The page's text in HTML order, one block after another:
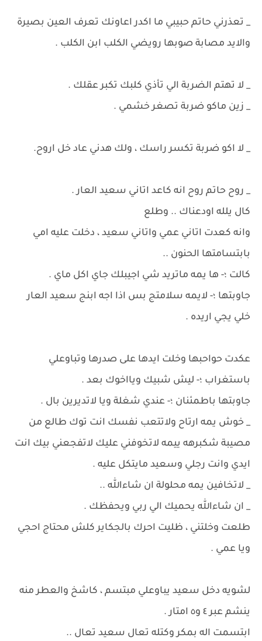
_ تعذرني حاتم حبيبي ما اكدر اعاونك تعرف العين بصيرة
والايد مصابة صوبها رويضي الكلب ابن الكلب .
_ لا تهتم الضربة الي تأذي كلبك تكبر عقلك .
_ زين ماكو ضربة تصغر خشمي .
_ لا اكو ضربة تكسر راسك ، ولك هدني عاد خل اروح.
_ روح حاتم روح انه كاعد اتاني سعيد العار .
كال يلله اودعناك .. وطلع
وانه كعدت اتاني عمي واتاني سعيد ، دخلت عليه امي
بابتسامتها الحنون ..
كالت ؛- ها يمه ماتريد شي اجيبلك جاي اكل ماي .
جاوبتها ؛- لايمه سلامتج بس اذا اجه ابنج سعيد العار
خلي يجي اريده .
عكدت حواحبها وخلت ايدها على صدرها وتباوعلي
باستغراب ؛- ليش شبيك ويااخوك بعد .
جاوبتها باطمئنان ؛- عندي شغلة ويا لاتديرين بال .
_ خوش يمه ارتاح ولاتتعب نفسك انت توك طالع من
مصيبة شكبرهه ييمه لاتخوفني عليك لاتفجعني بيك انت
ايدي وانت رجلي وسعيد مايتكل عليه .
_ لاتخافين يمه محلولة ان شاءالله ..
_ ان شاءالله يحميك الي ربي ويحفظك .
طلعت وخلتني ، ظليت احرك بالجكاير كلش محتاج احجي
ويا عمي .
لشويه دخل سعيد يباوعلي مبتسم ، كاشخ والعطر منه
ينشم عبر ٤ و٥ امتار .
ابتسمت اله بمكر وكتله تعال سعيد تعال ..